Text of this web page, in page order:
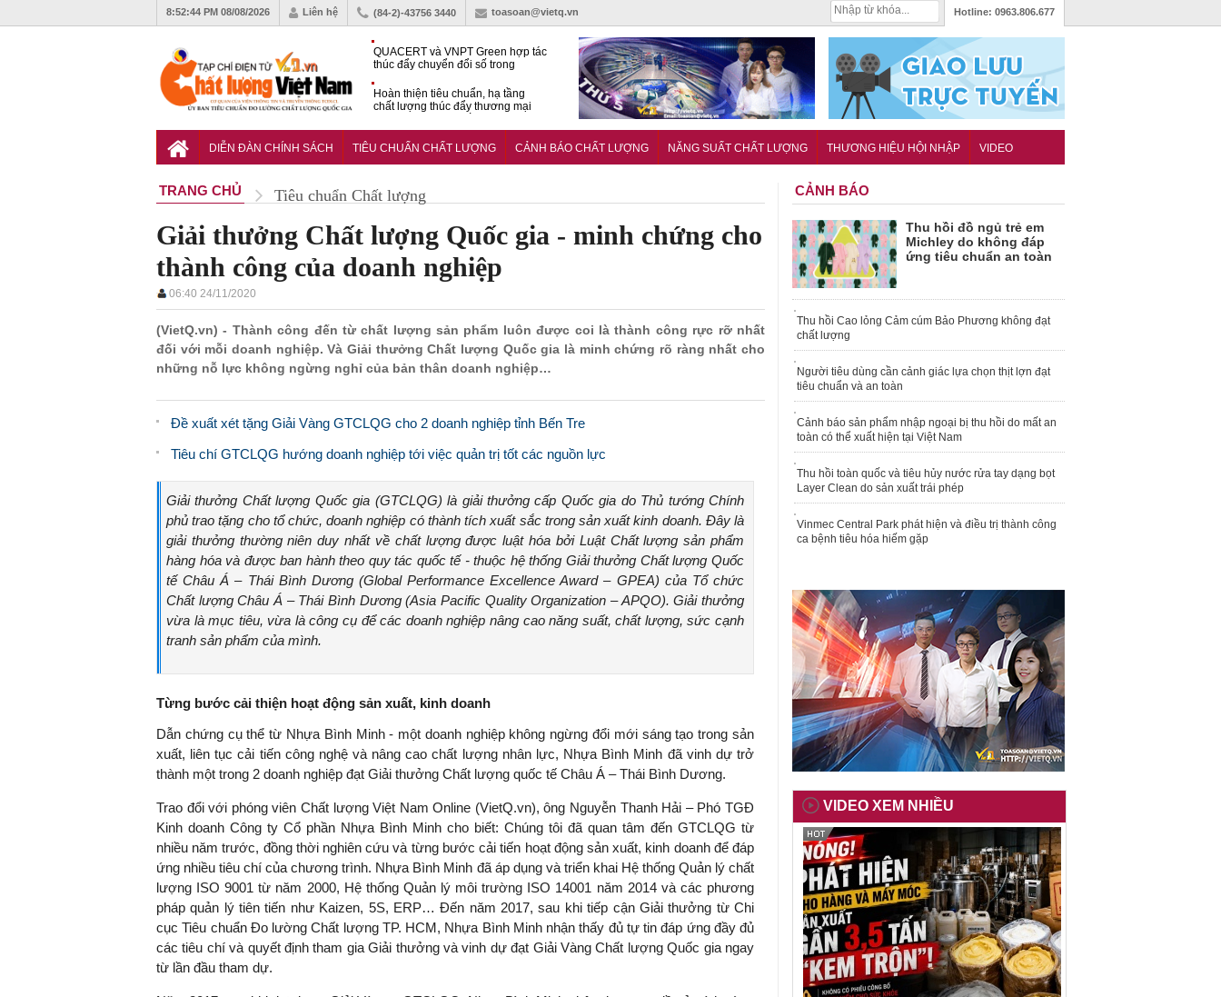
8:52:45 PM 08/08/2026 Liên hệ (84-2)-43756 3440 toasoan@vietq.vn Hotline: 0963.806.677
QUACERT và VNPT Green hợp tác
thúc đẩy chuyển đổi số trong
Hoàn thiện tiêu chuẩn, hạ tầng
chất lượng thúc đẩy thương mại
nghiền di động
DIỄN ĐÀN CHÍNH SÁCH TIÊU CHUẨN CHẤT LƯỢNG CẢNH BÁO CHẤT LƯỢNG NĂNG SUẤT CHẤT LƯỢNG THƯƠNG HIỆU HỘI NHẬP VIDEO
TRANG CHỦ Tiêu chuẩn Chất lượng
Giải thưởng Chất lượng Quốc gia - minh chứng cho
thành công của doanh nghiệp
06:40 24/11/2020
(VietQ.vn) - Thành công đến từ chất lượng sản phẩm luôn được coi là thành công rực rỡ nhất
đối với mỗi doanh nghiệp. Và Giải thưởng Chất lượng Quốc gia là minh chứng rõ ràng nhất cho
những nỗ lực không ngừng nghỉ của bản thân doanh nghiệp…
Đề xuất xét tặng Giải Vàng GTCLQG cho 2 doanh nghiệp tỉnh Bến Tre
Tiêu chí GTCLQG hướng doanh nghiệp tới việc quản trị tốt các nguồn lực
Giải thưởng Chất lượng Quốc gia (GTCLQG) là giải thưởng cấp Quốc gia do Thủ tướng Chính
phủ trao tặng cho tổ chức, doanh nghiệp có thành tích xuất sắc trong sản xuất kinh doanh. Đây là
giải thưởng thường niên duy nhất về chất lượng được luật hóa bởi Luật Chất lượng sản phẩm
hàng hóa và được ban hành theo quy tác quốc tế - thuộc hệ thống Giải thưởng Chất lượng Quốc
tế Châu Á – Thái Bình Dương (Global Performance Excellence Award – GPEA) của Tổ chức
Chất lượng Châu Á – Thái Bình Dương (Asia Pacific Quality Organization – APQO). Giải thưởng
vừa là mục tiêu, vừa là công cụ để các doanh nghiệp nâng cao năng suất, chất lượng, sức cạnh
tranh sản phẩm của mình.
Từng bước cải thiện hoạt động sản xuất, kinh doanh
Dẫn chứng cụ thể từ Nhựa Bình Minh - một doanh nghiệp không ngừng đổi mới sáng tạo trong sản
xuất, liên tục cải tiến công nghệ và nâng cao chất lượng nhân lực, Nhựa Bình Minh đã vinh dự trở
thành một trong 2 doanh nghiệp đạt Giải thưởng Chất lượng quốc tế Châu Á – Thái Bình Dương.
Trao đổi với phóng viên Chất lượng Việt Nam Online (VietQ.vn), ông Nguyễn Thanh Hải – Phó TGĐ
Kinh doanh Công ty Cổ phần Nhựa Bình Minh cho biết: Chúng tôi đã quan tâm đến GTCLQG từ
nhiều năm trước, đồng thời nghiên cứu và từng bước cải tiến hoạt động sản xuất, kinh doanh để đáp
ứng nhiều tiêu chí của chương trình. Nhựa Bình Minh đã áp dụng và triển khai Hệ thống Quản lý chất
lượng ISO 9001 từ năm 2000, Hệ thống Quản lý môi trường ISO 14001 năm 2014 và các phương
pháp quản lý tiên tiến như Kaizen, 5S, ERP… Đến năm 2017, sau khi tiếp cận Giải thưởng từ Chi
cục Tiêu chuẩn Đo lường Chất lượng TP. HCM, Nhựa Bình Minh nhận thấy đủ tự tin đáp ứng đầy đủ
các tiêu chí và quyết định tham gia Giải thưởng và vinh dự đạt Giải Vàng Chất lượng Quốc gia ngay
từ lần đầu tham dự.
CẢNH BÁO
Thu hồi đồ ngủ trẻ em
Michley do không đáp
ứng tiêu chuẩn an toàn
Thu hồi Cao lỏng Cảm cúm Bảo Phương không đạt
chất lượng
Người tiêu dùng cần cảnh giác lựa chọn thịt lợn đạt
tiêu chuẩn và an toàn
Cảnh báo sản phẩm nhập ngoại bị thu hồi do mất an
toàn có thể xuất hiện tại Việt Nam
Thu hồi toàn quốc và tiêu hủy nước rửa tay dạng bọt
Layer Clean do sản xuất trái phép
Vinmec Central Park phát hiện và điều trị thành công
ca bệnh tiêu hóa hiếm gặp
VIDEO XEM NHIỀU